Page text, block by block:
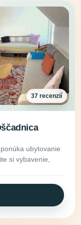
37 recenzií
ubytovanie
si vybavenie,